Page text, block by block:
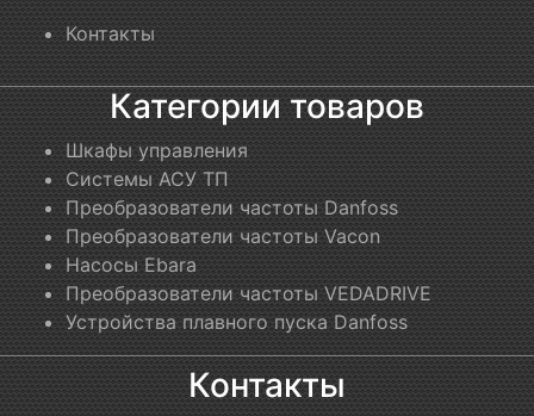
Контакты
Категории товаров
Шкафы управления
Системы АСУ ТП
Преобразователи частоты Danfoss
Преобразователи частоты Vacon
Насосы Ebara
Преобразователи частоты VEDADRIVE
Устройства плавного пуска Danfoss
Контакты